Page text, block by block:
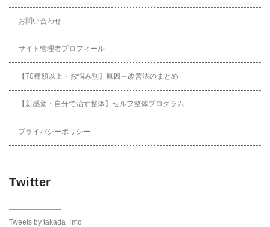
お問い合わせ
サイト管理者プロフィール
【70種類以上・お悩み別】原因～改善法のまとめ
【新感覚・自分で治す整体】セルフ整体プログラム
プライバシーポリシー
Twitter
Tweets by takada_lmc